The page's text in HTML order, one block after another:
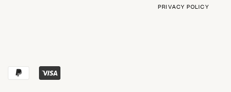
PRIVACY POLICY